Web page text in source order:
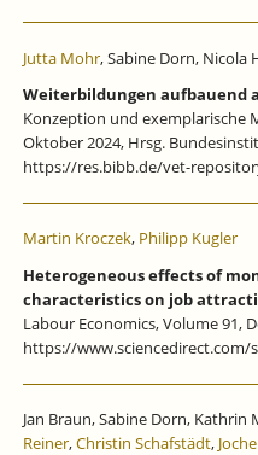
Jutta Mohr, Sabine Dorn, Nicola
Weiterbildungen aufbauend
Konzeption und exemplarische
Oktober 2024, Hrsg.
https://res.bibb.de/vet-
Martin Kroczek, Philipp Kugler
Heterogeneous effects of
characteristics on job
Labour Economics, Volume 91,
https://www.sciencedirect.com/
Jan Braun, Sabine Dorn, Kathrin
Reiner,Christin Schafstädt,